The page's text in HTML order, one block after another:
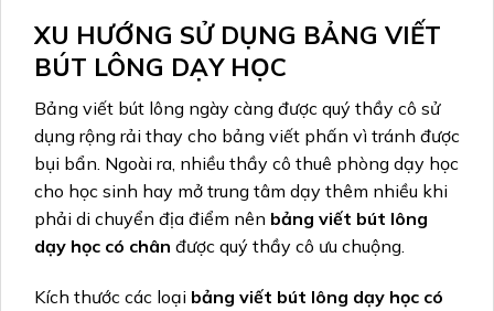
XU HƯỚNG SỬ DỤNG BẢNG VIẾT
BÚT LÔNG DẠY HỌC
Bảng viết bút lông ngày càng được quý thầy cô sử
dụng rộng rải thay cho bảng viết phấn vì tránh được
bụi bẩn. Ngoài ra, nhiều thầy cô thuê phòng dạy học
cho học sinh hay mở trung tâm dạy thêm nhiều khi
phải di chuyển địa điểm nên bảng viết bút lông
dạy học có chân được quý thầy cô ưu chuộng.
Kích thước các loại bảng viết bút lông dạy học có